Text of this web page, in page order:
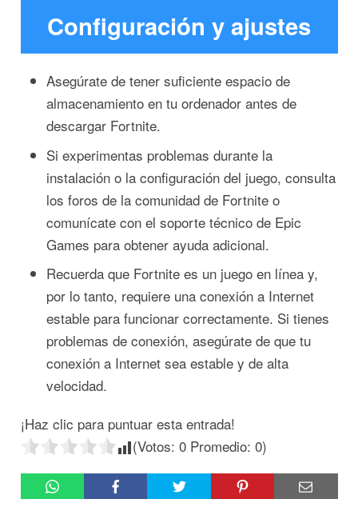
Configuración y ajustes
Asegúrate de tener suficiente espacio de
almacenamiento en tu ordenador antes de
descargar Fortnite.
Si experimentas problemas durante la
instalación o la configuración del juego, consulta
los foros de la comunidad de Fortnite o
comunícate con el soporte técnico de Epic
Games para obtener ayuda adicional.
Recuerda que Fortnite es un juego en línea y,
por lo tanto, requiere una conexión a Internet
estable para funcionar correctamente. Si tienes
problemas de conexión, asegúrate de que tu
conexión a Internet sea estable y de alta
velocidad.
¡Haz clic para puntuar esta entrada!
(Votos: 0Promedio: 0)